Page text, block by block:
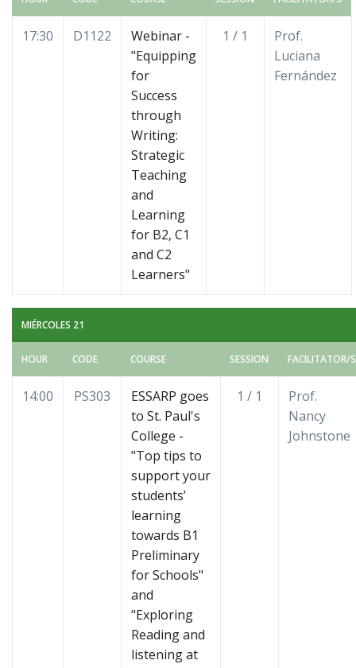
17:30 D1122
Webinar -
"Equipping
for
Success
through
Writing:
Strategic
Teaching
and
Learning
for B2, C1
and C2
Learners"
1 / 1
Prof.
Luciana
Fernández
MIÉRCOLES 21
HOUR CODE COURSE SESSION FACILITATOR/S
14:00 PS303
ESSARP goes
to St. Paul's
College -
"Top tips to
support your
students’
learning
towards B1
Preliminary
for Schools"
and
"Exploring
Reading and
listening at
1 / 1
Prof.
Nancy
Johnstone